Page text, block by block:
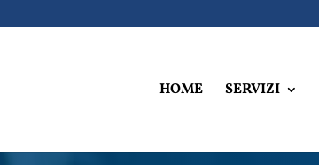
HOME SERVIZI